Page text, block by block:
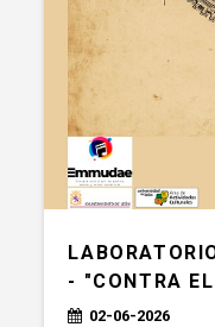
- "CONTRA
02-06-2026